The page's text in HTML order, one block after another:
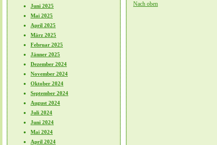
Juni 2025
Mai 2025
April 2025
März 2025
Februar 2025
Jänner 2025
Dezember 2024
November 2024
Oktober 2024
September 2024
August 2024
Juli 2024
Juni 2024
Mai 2024
April 2024
Nach oben